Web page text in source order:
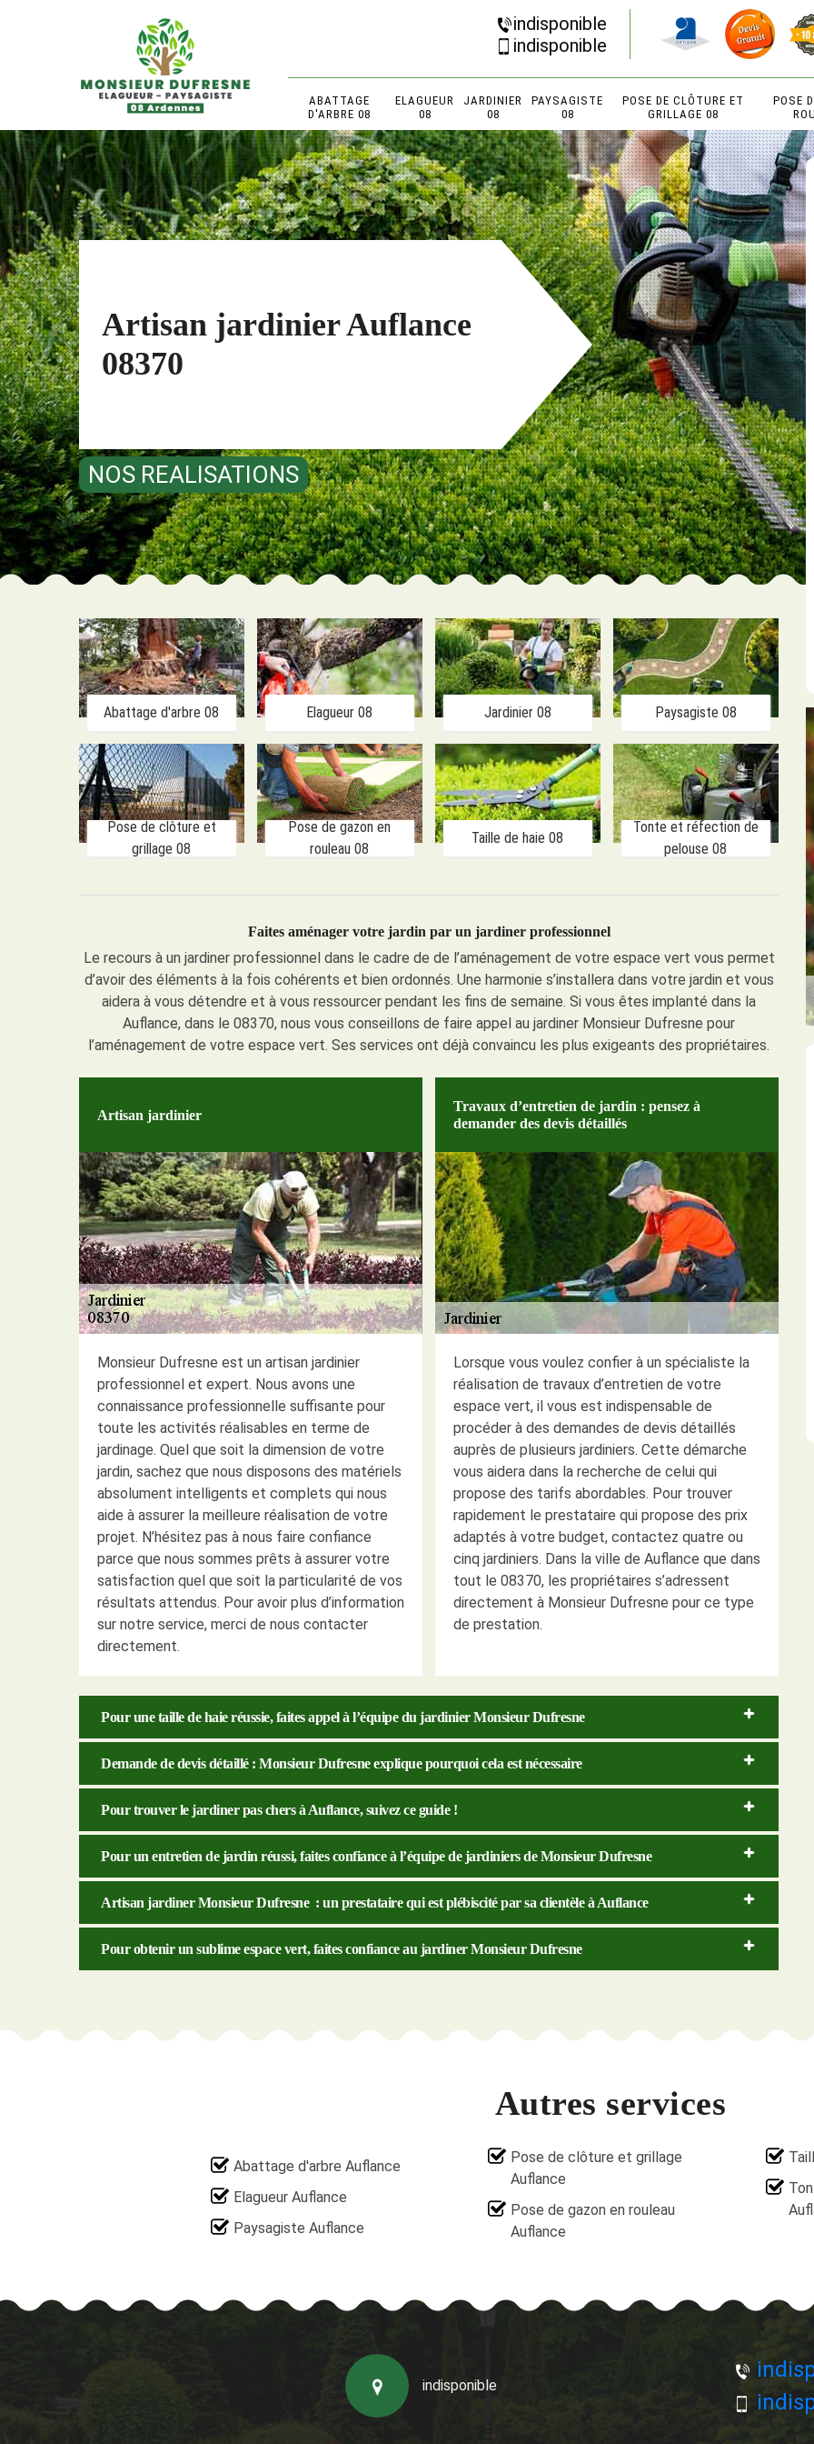
indisponible
indisponible
ABATTAGE
D'ARBRE 08
ELAGUEUR
08
JARDINIER
08
PAYSAGISTE
08
POSE DE CLÔTURE ET
GRILLAGE 08
POSE
Artisan jardinier Auflance
08370
NOS REALISATIONS
Abattage d'arbre 08 Elagueur 08 Jardinier 08 Paysagiste 08
Pose de clôture et
grillage 08
Pose de gazon en
rouleau 08
Taille de haie 08
Tonte et réfection de
pelouse 08
Faites aménager votre jardin par un jardiner professionnel
Le recours à un jardiner professionnel dans le cadre de de l’aménagement de votre espace vert vous permet
d’avoir des éléments à la fois cohérents et bien ordonnés. Une harmonie s’installera dans votre jardin et vous
aidera à vous détendre et à vous ressourcer pendant les fins de semaine. Si vous êtes implanté dans la
Auflance, dans le 08370, nous vous conseillons de faire appel au jardiner Monsieur Dufresne pour
l’aménagement de votre espace vert. Ses services ont déjà convaincu les plus exigeants des propriétaires.
Artisan jardinier
Monsieur Dufresne est un artisan jardinier
professionnel et expert. Nous avons une
connaissance professionnelle suffisante pour
toute les activités réalisables en terme de
jardinage. Quel que soit la dimension de votre
jardin, sachez que nous disposons des matériels
absolument intelligents et complets qui nous
aide à assurer la meilleure réalisation de votre
projet. N’hésitez pas à nous faire confiance
parce que nous sommes prêts à assurer votre
satisfaction quel que soit la particularité de vos
résultats attendus. Pour avoir plus d’information
sur notre service, merci de nous contacter
directement.
Travaux d’entretien de jardin : pensez à
demander des devis détaillés
Lorsque vous voulez confier à un spécialiste la
réalisation de travaux d’entretien de votre
espace vert, il vous est indispensable de
procéder à des demandes de devis détaillés
auprès de plusieurs jardiniers. Cette démarche
vous aidera dans la recherche de celui qui
propose des tarifs abordables. Pour trouver
rapidement le prestataire qui propose des prix
adaptés à votre budget, contactez quatre ou
cinq jardiniers. Dans la ville de Auflance que dans
tout le 08370, les propriétaires s’adressent
directement à Monsieur Dufresne pour ce type
de prestation.
Pour une taille de haie réussie, faites appel à l’équipe du jardinier Monsieur Dufresne
Demande de devis détaillé : Monsieur Dufresne explique pourquoi cela est nécessaire
Pour trouver le jardiner pas chers à Auflance, suivez ce guide !
Pour un entretien de jardin réussi, faites confiance à l’équipe de jardiniers de Monsieur Dufresne
Artisan jardiner Monsieur Dufresne : un prestataire qui est plébiscité par sa clientèle à Auflance
Pour obtenir un sublime espace vert, faites confiance au jardiner Monsieur Dufresne
Autres services
Abattage d'arbre Auflance
Elagueur Auflance
Paysagiste Auflance
Pose de clôture et grillage
Auflance
Pose de gazon en rouleau
Auflance
indisponible